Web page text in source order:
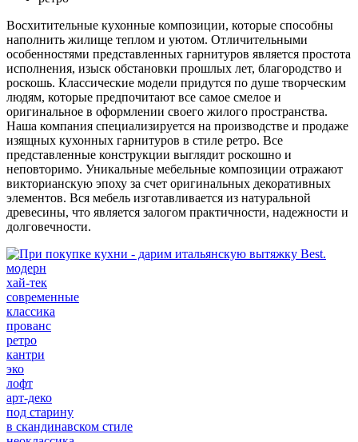
Восхитительные кухонные композиции, которые способны
наполнить жилище теплом и уютом. Отличительными
особенностями представленных гарнитуров является простота
исполнения, изыск обстановки прошлых лет, благородство и
роскошь. Классические модели придутся по душе творческим
людям, которые предпочитают все самое смелое и
оригинальное в оформлении своего жилого пространства.
Наша компания специализируется на производстве и продаже
изящных кухонных гарнитуров в стиле ретро. Все
представленные конструкции выглядит роскошно и
неповторимо. Уникальные мебельные композиции отражают
викторианскую эпоху за счет оригинальных декоративных
элементов. Вся мебель изготавливается из натуральной
древесины, что является залогом практичности, надежности и
долговечности.
модерн
хай-тек
современные
классика
прованс
ретро
кантри
эко
лофт
арт-деко
под старину
в скандинавском стиле